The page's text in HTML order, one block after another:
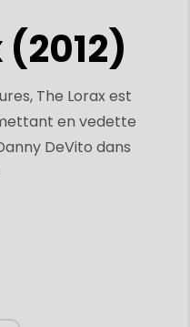
(2012)
The Lorax est
en vedette
DeVito dans